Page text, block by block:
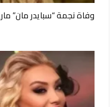
وفاة نجمة “سبايدر مان” ماري